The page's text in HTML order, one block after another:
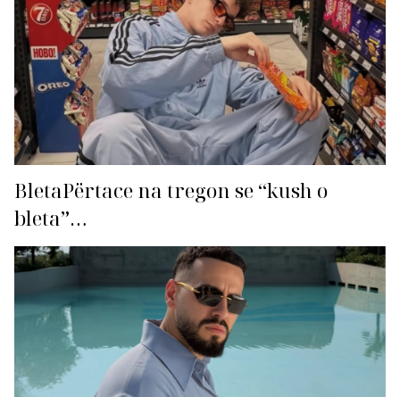
BletaPërtace na tregon se “kush o
bleta”…